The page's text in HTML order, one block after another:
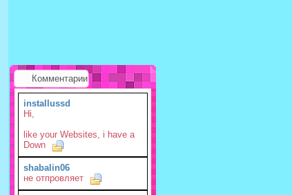
Комментарии
installussd
Hi,
like your Websites, i have a
Down
shabalin06
не отпровляет